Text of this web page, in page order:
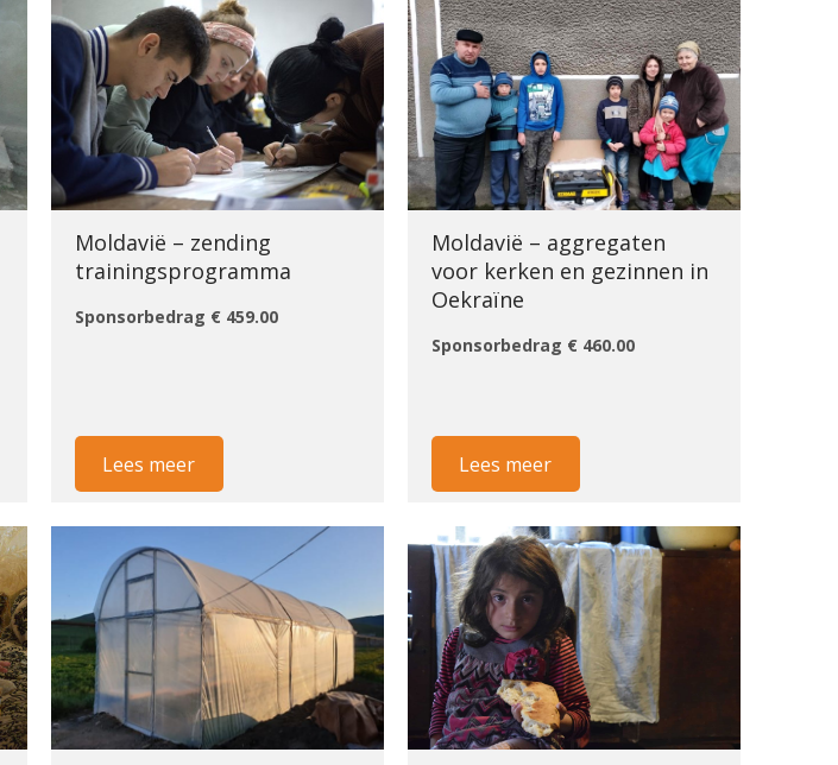
Moldavië – zending
trainingsprogramma
Sponsorbedrag € 459.00
Lees meer
Moldavië – aggregaten
voor kerken en gezinnen in
Oekraïne
Sponsorbedrag € 460.00
Lees meer